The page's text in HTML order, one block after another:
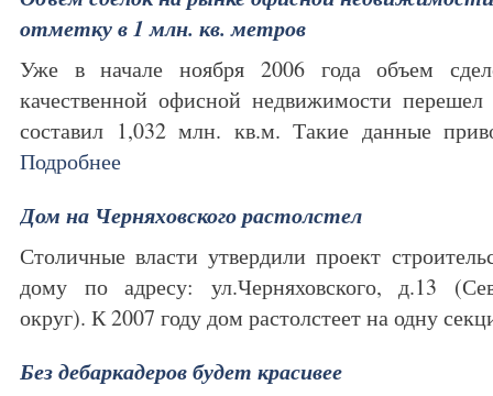
отметку в 1 млн. кв. метров
Уже в начале ноября 2006 года объем
качественной офисной недвижимости
составил 1,032 млн. кв.м. Такие данные
Подробнее
Дом на Черняховского растолстел
Столичные власти утвердили проект
дому по адресу: ул.Черняховского, д.13
округ). К 2007 году дом растолстеет на одну
Без дебаркадеров будет красивее